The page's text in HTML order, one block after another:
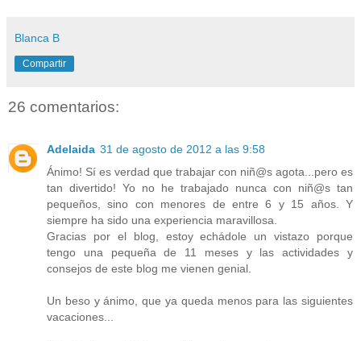
Blanca B
Compartir
26 comentarios:
Adelaida 31 de agosto de 2012 a las 9:58
Ánimo! Sí es verdad que trabajar con niñ@s agota...pero es
tan divertido! Yo no he trabajado nunca con niñ@s tan
pequeños, sino con menores de entre 6 y 15 años. Y
siempre ha sido una experiencia maravillosa.
Gracias por el blog, estoy echádole un vistazo porque
tengo una pequeña de 11 meses y las actividades y
consejos de este blog me vienen genial.
Un beso y ánimo, que ya queda menos para las siguientes
vacaciones...